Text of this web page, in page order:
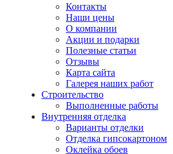
Контакты
Наши цены
О компании
Акции и подарки
Полезные статьи
Отзывы
Карта сайта
Галерея наших работ
Строительство
Выполненные работы
Внутренняя отделка
Варианты отделки
Отделка гипсокартоном
Оклейка обоев